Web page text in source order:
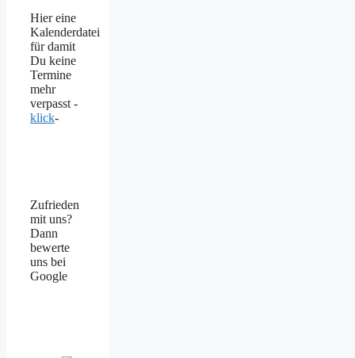
Hier eine
Kalenderdatei
für damit
Du keine
Termine
mehr
verpasst -
klick-
Zufrieden
mit uns?
Dann
bewerte
uns bei
Google